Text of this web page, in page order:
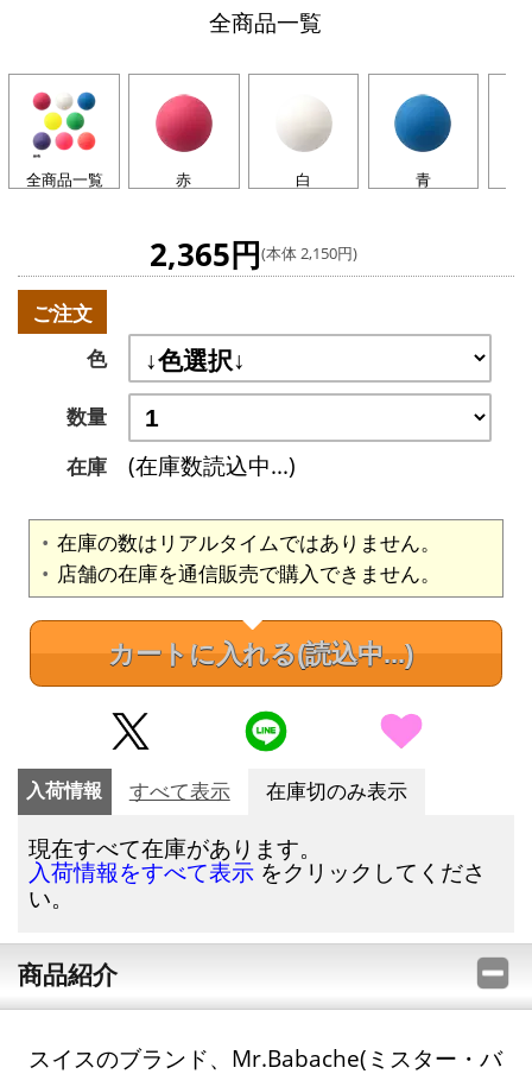
全商品一覧
全商品一覧 赤 白 青
2,365円(本体 2,150円)
ご注文
色
数量
在庫
(在庫数読込中...)
在庫の数はリアルタイムではありません。
店舗の在庫を通信販売で購入できません。
カートに入れる(読込中...)
入荷情報 すべて表示 在庫切のみ表示
現在すべて在庫があります。
入荷情報をすべて表示 をクリックしてくださ
い。
商品紹介
スイスのブランド、Mr.Babache(ミスター・バ